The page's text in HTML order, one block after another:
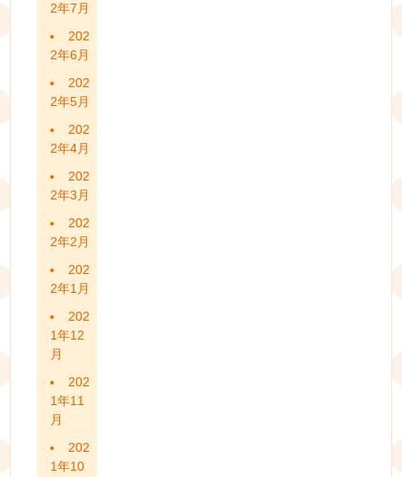
2年7月
202
2年6月
202
2年5月
202
2年4月
202
2年3月
202
2年2月
202
2年1月
202
1年12
月
202
1年11
月
202
1年10